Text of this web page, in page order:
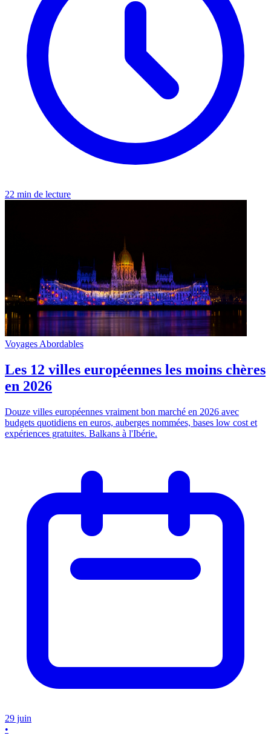
22 min de lecture
Voyages Abordables
Les 12 villes européennes les moins chères
en 2026
Douze villes européennes vraiment bon marché en 2026 avec
budgets quotidiens en euros, auberges nommées, bases low cost et
expériences gratuites. Balkans à l'Ibérie.
29 juin
•